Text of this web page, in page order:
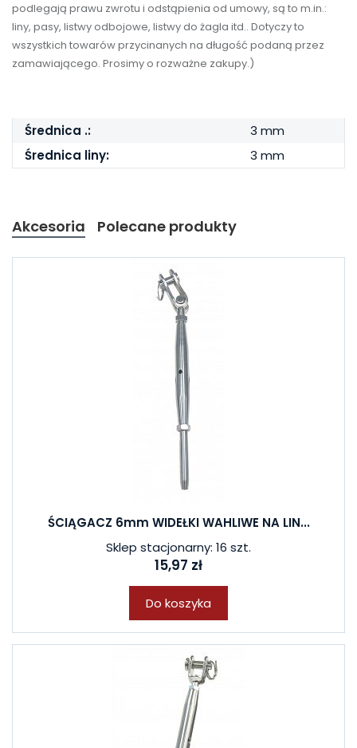
podlegają prawu zwrotu i odstąpienia od umowy, są to m.in.:
liny, pasy, listwy odbojowe, listwy do żagla itd.. Dotyczy to
wszystkich towarów przycinanych na długość podaną przez
zamawiającego. Prosimy o rozważne zakupy.)
Średnica .:
3 mm
Średnica liny:
3 mm
Akcesoria Polecane produkty
ŚCIĄGACZ 6mm WIDEŁKI WAHLIWE NA LIN...
Sklep stacjonarny: 16 szt.
15,97 zł
Do koszyka